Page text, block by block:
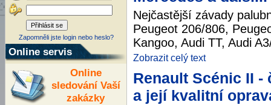
Zapomněli jste login nebo heslo?
Online servis
Online
sledování Vaší
zakázky
Nejčastější závady
Peugeot 206/806,
Kangoo, Audi TT, Audi
Zobrazit celý text
Renault Scénic II
a její kvalitní